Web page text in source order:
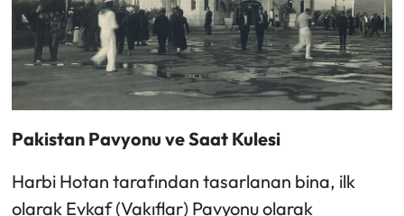
Pakistan Pavyonu ve Saat Kulesi
Harbi Hotan tarafından tasarlanan bina, ilk
olarak Evkaf (Vakıflar) Pavyonu olarak